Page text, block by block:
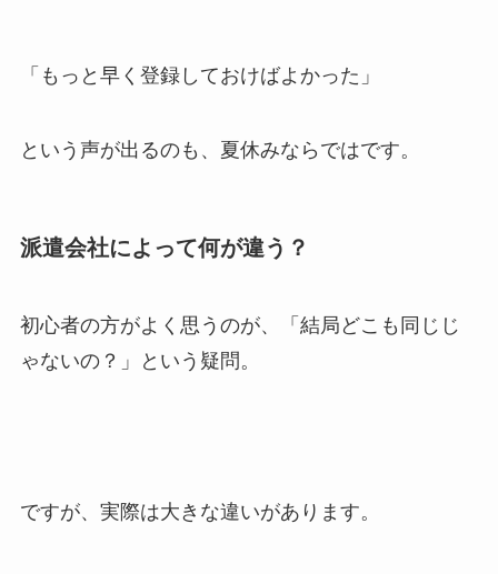
「もっと早く登録しておけばよかった」
という声が出るのも、夏休みならではです。
派遣会社によって何が違う？
初心者の方がよく思うのが、「結局どこも同じじ
ゃないの？」という疑問。
ですが、実際は大きな違いがあります。